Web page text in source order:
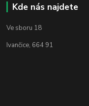
Kde nás najdete
Ve sboru 18
Ivančice, 664 91